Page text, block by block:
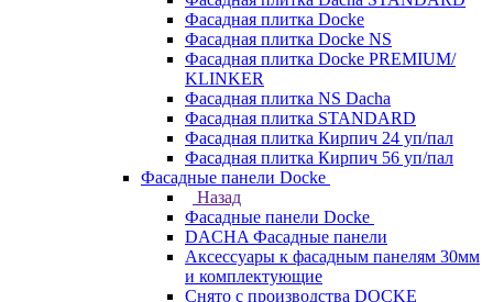
Фасадная плитка Docke
Фасадная плитка Docke NS
Фасадная плитка Docke PREMIUM/
KLINKER
Фасадная плитка NS Dacha
Фасадная плитка STANDARD
Фасадная плитка Кирпич 24 уп/пал
Фасадная плитка Кирпич 56 уп/пал
Фасадные панели Docke
Назад
Фасадные панели Docke
DACHA Фасадные панели
Аксессуары к фасадным панелям 30мм
и комплектующие
Снято с производства DOCKE